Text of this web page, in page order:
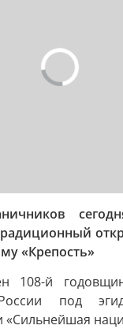
«Крепость»
108-й
под
«Сильнейшая